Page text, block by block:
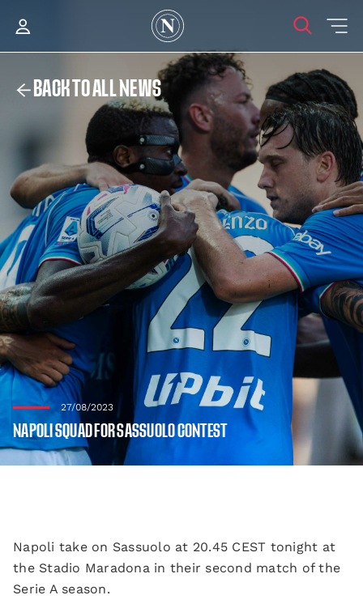
BACK TO ALL NEWS
27/08/2023
NAPOLI SQUAD FOR SASSUOLO CONTEST
Napoli take on Sassuolo at 20.45 CEST tonight at
the Stadio Maradona in their second match of the
Serie A season.